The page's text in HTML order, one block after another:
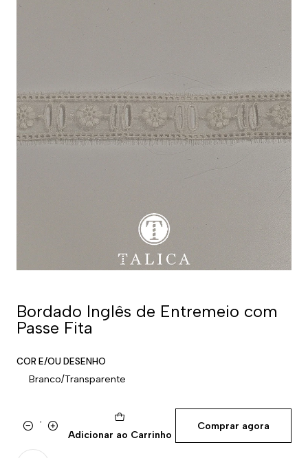
Bordado Inglês de Entremeio com
Passe Fita
COR E/OU DESENHO
Branco/Transparente
QuantidadeAdicionar ao Carrinho
Comprar agora